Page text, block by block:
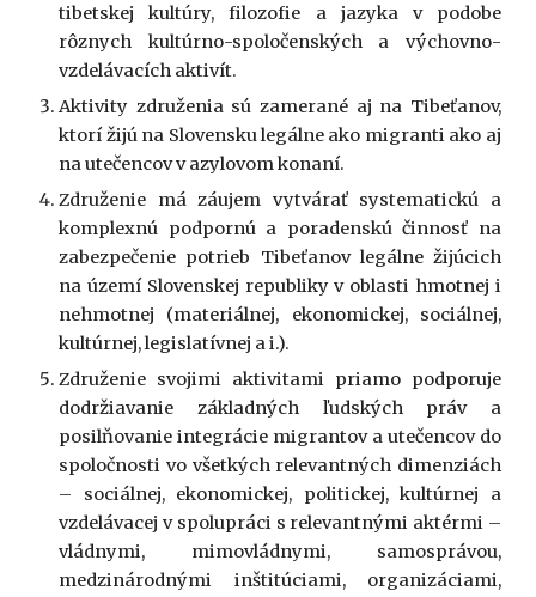
tibetskej kultúry, filozofie a jazyka v podobe
rôznych kultúrno-spoločenských a výchovno-
vzdelávacích aktivít.
Aktivity združenia sú zamerané aj na Tibeťanov,
ktorí žijú na Slovensku legálne ako migranti ako aj
na utečencov v azylovom konaní.
Združenie má záujem vytvárať systematickú a
komplexnú podpornú a poradenskú činnosť na
zabezpečenie potrieb Tibeťanov legálne žijúcich
na území Slovenskej republiky v oblasti hmotnej i
nehmotnej (materiálnej, ekonomickej, sociálnej,
kultúrnej, legislatívnej a i.).
Združenie svojimi aktivitami priamo podporuje
dodržiavanie základných ľudských práv a
posilňovanie integrácie migrantov a utečencov do
spoločnosti vo všetkých relevantných dimenziách
– sociálnej, ekonomickej, politickej, kultúrnej a
vzdelávacej v spolupráci s relevantnými aktérmi –
vládnymi, mimovládnymi, samosprávou,
medzinárodnými inštitúciami, organizáciami,